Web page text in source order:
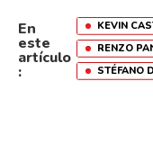
En
este
artículo
:
KEVIN
RENZO
STÉFANO